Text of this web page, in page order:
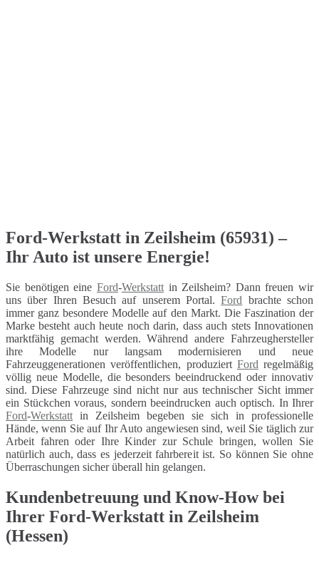
Ford-Werkstatt in Zeilsheim (65931) –
Ihr Auto ist unsere Energie!
Sie benötigen eine Ford-Werkstattin Zeilsheim? Dann freuen wir
uns über Ihren Besuch auf unserem Portal.Ford brachte schon
immer ganz besondere Modelle auf den Markt. Die Faszination der
Marke besteht auch heute noch darin, dass auch stets Innovationen
marktfähig gemacht werden. Während andere Fahrzeughersteller
ihre Modelle nur langsam modernisieren und neue
Fahrzeuggenerationen veröffentlichen, produziert Ford regelmäßig
völlig neue Modelle, die besonders beeindruckend oder innovativ
sind. Diese Fahrzeuge sind nicht nur aus technischer Sicht immer
ein Stückchen voraus, sondern beeindrucken auch optisch. In Ihrer
Ford-Werkstatt in Zeilsheim begeben sie sich in professionelle
Hände, wenn Sie auf Ihr Auto angewiesen sind, weil Sie täglich zur
Arbeit fahren oder Ihre Kinder zur Schule bringen, wollen Sie
natürlich auch, dass es jederzeit fahrbereit ist. So können Sie ohne
Überraschungen sicher überall hin gelangen.
Kundenbetreuung und Know-How bei
Ihrer Ford-Werkstatt in Zeilsheim
(Hessen)